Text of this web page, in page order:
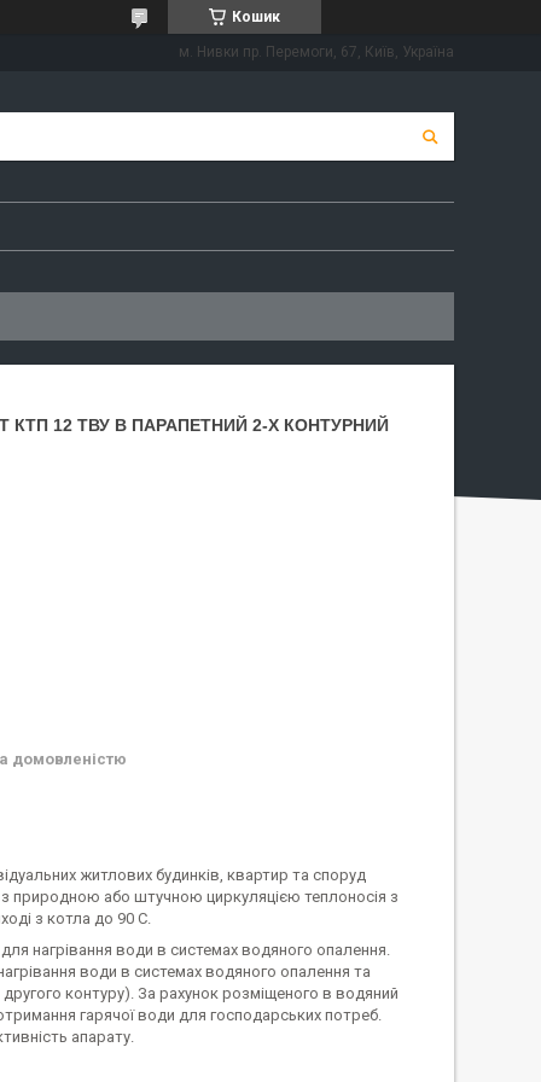
Кошик
м. Нивки пр. Перемоги, 67, Київ, Україна
КТП 12 ТВУ В ПАРАПЕТНИЙ 2-Х КОНТУРНИЙ
домовленістю
житлових будинків, квартир та споруд
природною або штучною циркуляцією теплоносія з
з котла до 90 С.
нагрівання води в системах водяного опалення.
води в системах водяного опалення та
контуру). За рахунок розміщеного в водяний
гарячої води для господарських потреб.
апарату.